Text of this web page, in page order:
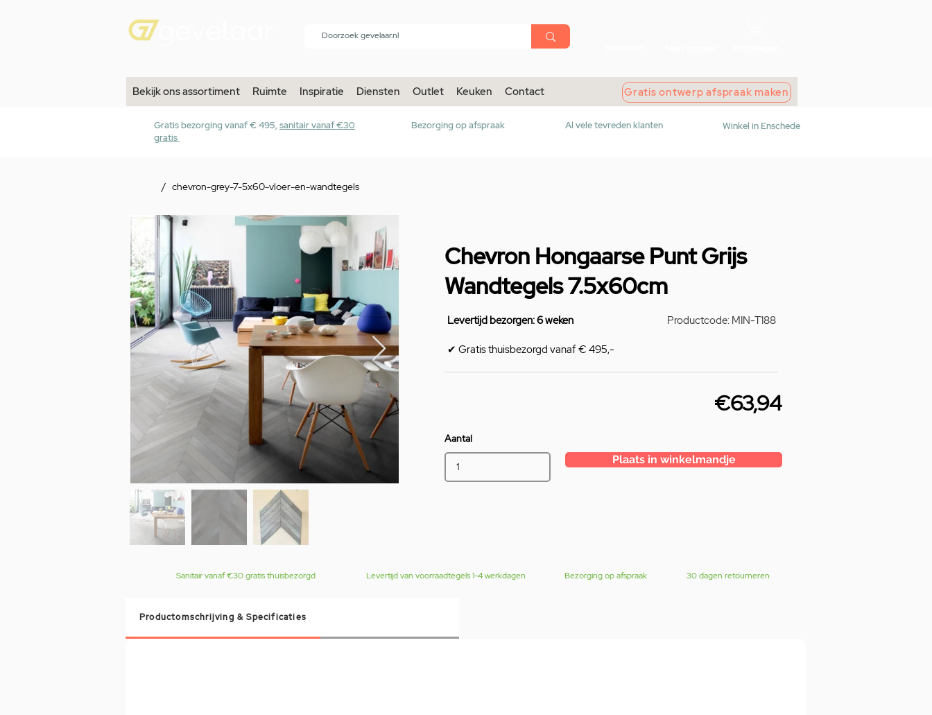
menu
Bekijk ons assortiment Ruimte Inspiratie Diensten Outlet Keuken Contact Gratis ontwerp afspraak maken
Gratis bezorging vanaf € 495, sanitair vanaf €30
gratis
Bezorging op afspraak Al vele tevreden klanten Winkel in Enschede
/ chevron-grey-7-5x60-vloer-en-wandtegels
Chevron Hongaarse Punt Grijs
Wandtegels 7.5x60cm
Levertijd bezorgen: 6 weken
✔ Gratis thuisbezorgd vanaf € 495,-
Productcode: MIN-T188
€63,94
Aantal
Plaats in winkelmandje
Sanitair vanaf €30 gratis thuisbezorgd Levertijd van voorraadtegels 1-4 werkdagen Bezorging op afspraak 30 dagen retourneren
Productomschrijving & Specificaties